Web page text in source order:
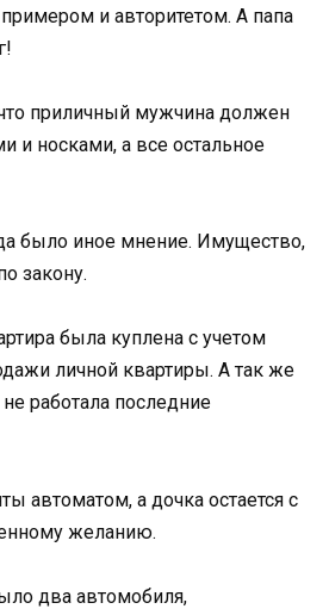
и авторитетом. А папа
приличный мужчина должен
и носками, а все остальное
было иное мнение. Имущество,
закону.
была куплена с учетом
личной квартиры. А так же
работала последние
автоматом, а дочка остается с
желанию.
два автомобиля,